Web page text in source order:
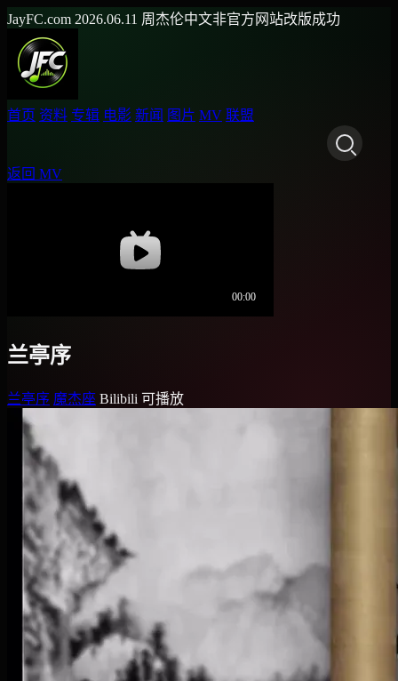
JayFC.com 2026.06.11 周杰伦中文非官方网站改版成功
首页 资料 专辑 电影 新闻 图片 MV 联盟
返回 MV
兰亭序
兰亭序 魔杰座 Bilibili 可播放